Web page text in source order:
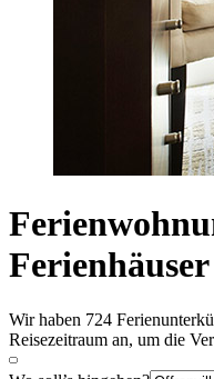
Wir haben 724
Reisezeitraum an, um die